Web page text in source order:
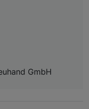
GmbH